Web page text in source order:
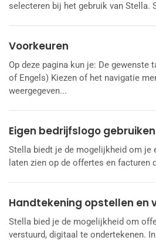
selecteren bij het gebruik van Stella.
Voorkeuren
Op deze pagina kun je: De gewenste
of Engels) Kiezen of het navigatie
weergegeven...
Eigen bedrijfslogo gebruiken
Stella biedt je de mogelijkheid om je
laten zien op de offertes en facturen
Handtekening opstellen en
Stella bied je de mogelijkheid om
verstuurd, digitaal te ondertekenen.